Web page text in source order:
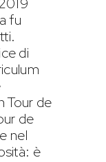
fu
di
Tour de
de
nel
è